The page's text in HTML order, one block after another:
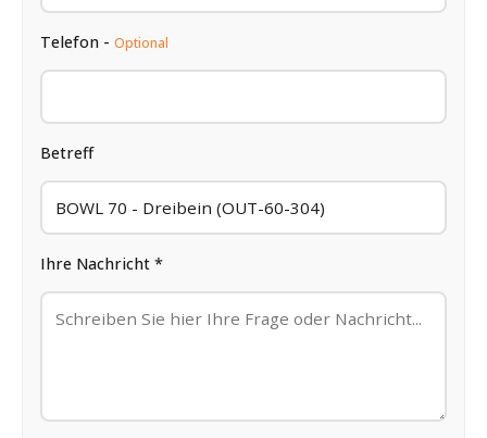
Telefon - Optional
Betreff
Ihre Nachricht *